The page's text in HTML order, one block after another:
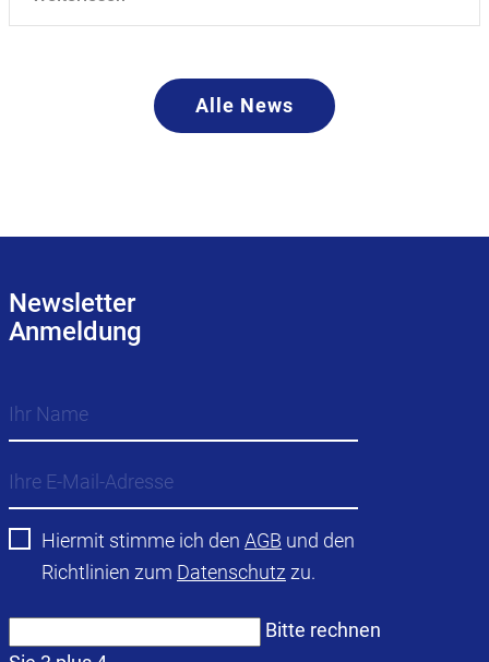
Alle News
Newsletter
Anmeldung
Hiermit stimme ich den AGB und den
Richtlinien zum Datenschutz zu.
Bitte rechnen